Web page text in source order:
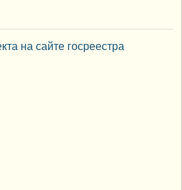
на сайте госреестра